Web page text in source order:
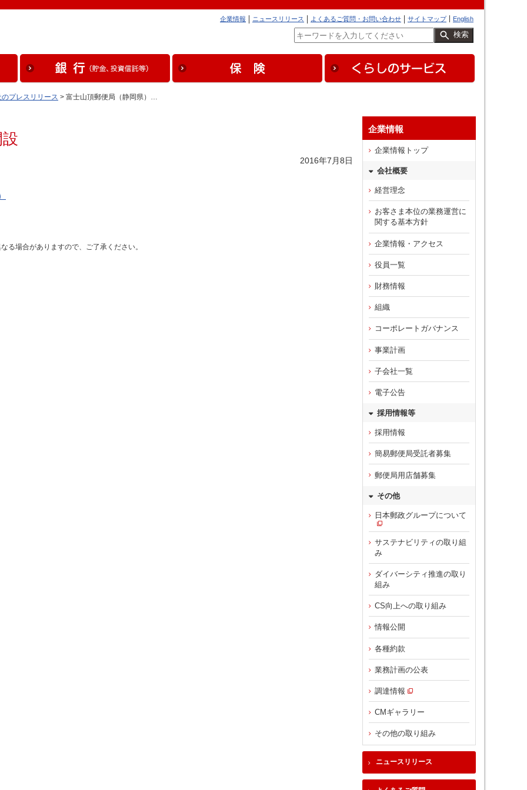
English
サイトマップ
よくあるご質問・お問い合わせ
ニュースリリース
企業情報
検索
プレスリリース > 富士山頂郵便局（静岡県）…
2016年7月8日
る場合がありますので、ご了承ください。
企業情報
企業情報トップ
会社概要
経営理念
お客さま本位の業務運営に
関する基本方針
企業情報・アクセス
役員一覧
財務情報
組織
コーポレートガバナンス
事業計画
子会社一覧
電子公告
採用情報等
採用情報
簡易郵便局受託者募集
郵便局用店舗募集
その他
日本郵政グループについて
サステナビリティの取り組
み
ダイバーシティ推進の取り
組み
CS向上への取り組み
情報公開
各種約款
業務計画の公表
調達情報
CMギャラリー
その他の取り組み
ニュースリリース